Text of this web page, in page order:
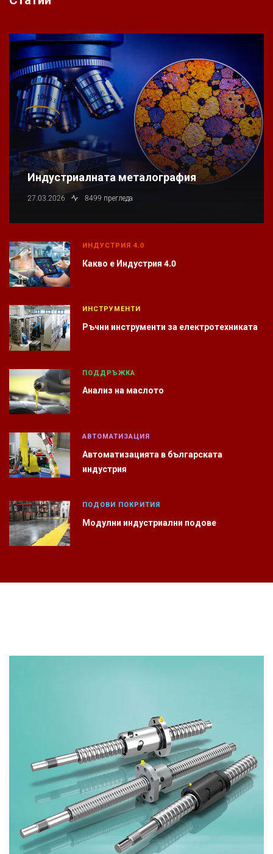
Индустриалната металография
27.03.2026 8499 прегледа
ИНДУСТРИЯ 4.0
Какво е Индустрия 4.0
ИНСТРУМЕНТИ
Ръчни инструменти за електротехниката
ПОДДРЪЖКА
Анализ на маслото
АВТОМАТИЗАЦИЯ
Автоматизацията в българската
индустрия
ПОДОВИ ПОКРИТИЯ
Модулни индустриални подове